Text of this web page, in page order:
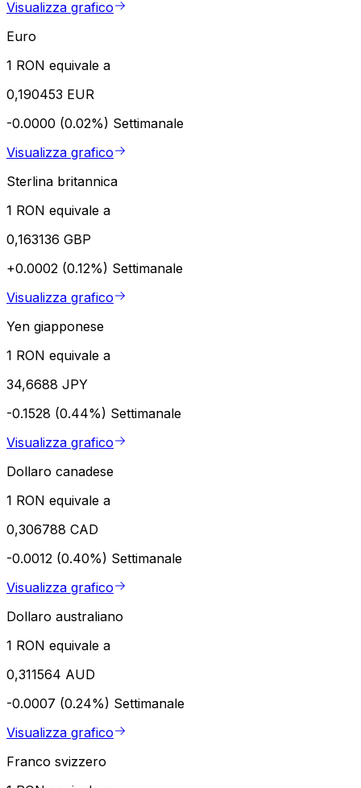
Visualizza grafico
Euro
1 RON equivale a
0,190453 EUR
-0.0000 (0.02%) Settimanale
Visualizza grafico
Sterlina britannica
1 RON equivale a
0,163136 GBP
+0.0002 (0.12%) Settimanale
Visualizza grafico
Yen giapponese
1 RON equivale a
34,6688 JPY
-0.1528 (0.44%) Settimanale
Visualizza grafico
Dollaro canadese
1 RON equivale a
0,306788 CAD
-0.0012 (0.40%) Settimanale
Visualizza grafico
Dollaro australiano
1 RON equivale a
0,311564 AUD
-0.0007 (0.24%) Settimanale
Visualizza grafico
Franco svizzero